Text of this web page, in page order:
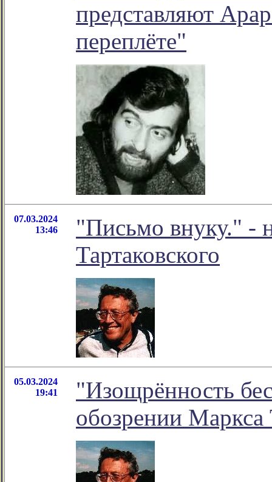
представляют
переплёте"
07.03.2024
13:46
"Письмо внуку." -
Тартаковского
05.03.2024
19:41
"Изощрённость
обозрении Маркса